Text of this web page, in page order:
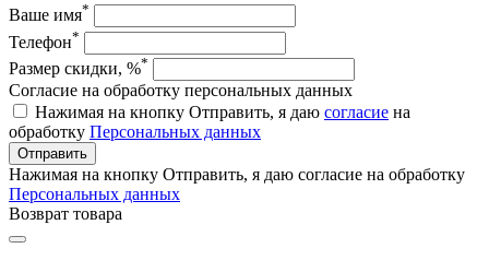
Ваше имя*
Телефон*
Размер скидки, %*
Согласие на обработку персональных данных
Нажимая на кнопку Отправить, я даю согласие на
обработку Персональных данных
Отправить
Нажимая на кнопку Отправить, я даю согласие на обработку
Персональных данных
Возврат товара